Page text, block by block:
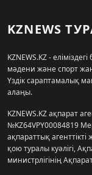
KZNEWS
KZNEWS.KZ -
мәдени және спорт
Үздік сараптамалық
алаңы.
KZNEWS.KZ ақпарат
№KZ64VPY00084819
ақпараттық
қою туралы куәлігі,
министрлігінің